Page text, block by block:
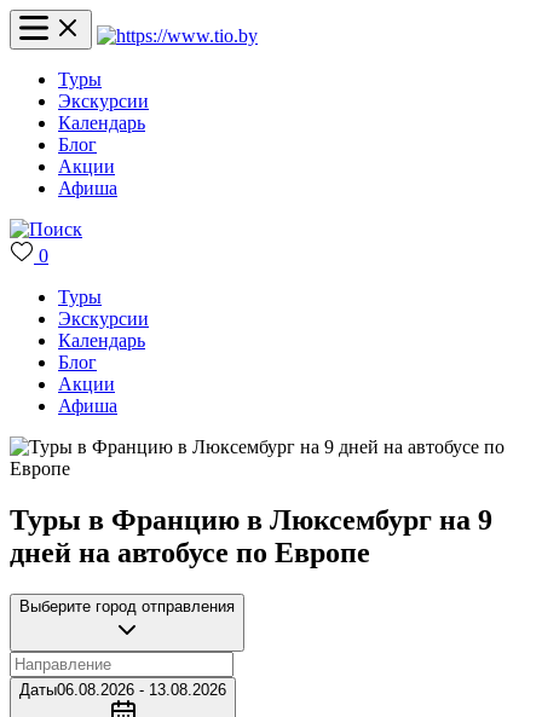
Туры
Экскурсии
Календарь
Блог
Акции
Афиша
0
Туры
Экскурсии
Календарь
Блог
Акции
Афиша
Туры в Францию в Люксембург на 9
дней на автобусе по Европе
Выберите город отправления
Даты06.08.2026 - 13.08.2026